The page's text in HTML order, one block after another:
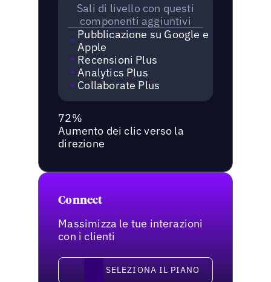
Sali di livello con questi
componenti aggiuntivi
Pubblicazione su Google e
Apple
Recensioni Plus
Analytics Plus
Collaborate Plus
72%
Aumento dei clic verso la
direzione
Connect
Massimizza le tue interazioni
con i clienti
Seleziona il pianoSELEZIONA IL PIANO